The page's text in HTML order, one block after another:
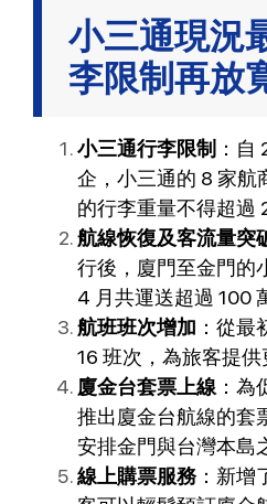
小三通現況
李限制再放
小三通行李限制 ：自
企，小三通的 8 家航
的行李重量不得超過
航線恢復及客流量突
行後，廈門至金門的
4 月共運送超過 100
航班班次增加 ：從最
16 班次，為旅客提供
廈金台套票上線 ：
推出廈金台航線的套
安排金門與台灣本島
線上購票服務：新增